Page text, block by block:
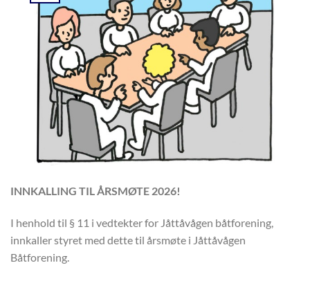
INNKALLING TIL ÅRSMØTE 2026!
I henhold til § 11 i vedtekter for Jåttåvågen båtforening,
innkaller styret med dette til årsmøte i Jåttåvågen
Båtforening.